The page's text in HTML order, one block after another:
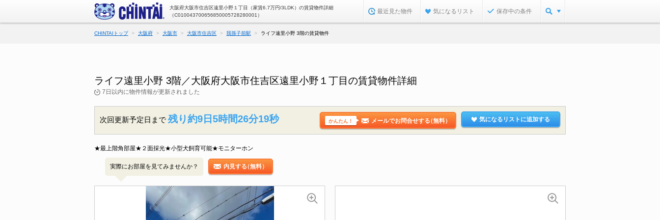
大阪府大阪市住吉区遠里小野１丁目（家賃6.7万円/3LDK）の賃貸物件詳細
（C010043700656850005728280001）
最近見た物件 気になるリスト 保存中の条件
CHINTAIトップ 大阪府 大阪市 大阪市住吉区 我孫子前駅 ライフ遠里小野 3階の賃貸物件
ライフ遠里小野 3階／大阪府大阪市住吉区遠里小野１丁目の賃貸物件詳細
7日以内に物件情報が更新されました
次回更新予定日まで 残り約9日5時間26分18秒 かんたん！ メールでお問合せする（無料） 気になるリストに追加する
★最上階角部屋★２面採光★小型犬飼育可能★モニターホン
実際にお部屋を見てみませんか？ 内見する（無料）